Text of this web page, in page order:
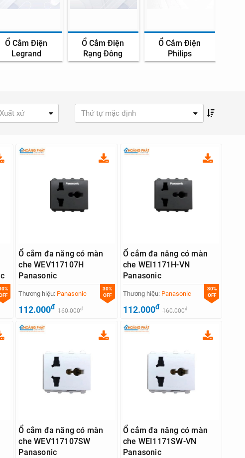
Ổ Cắm Điện
Legrand
Ổ Cắm Điện
Rạng Đông
Ổ Cắm Điện
Philips
Xuất xứ Thứ tự mặc định
Ổ cắm đa năng có màn
che WEV117107H
Panasonic
30%
OFF
Thương hiệu: Panasonic
112.000đ 160.000đ
Ổ cắm đa năng có màn
che WEI1171H-VN
Panasonic
30%
OFF
Thương hiệu: Panasonic
112.000đ 160.000đ
Ổ cắm đa năng có màn
che WEV117107SW
Panasonic
Ổ cắm đa năng có màn
che WEI1171SW-VN
Panasonic